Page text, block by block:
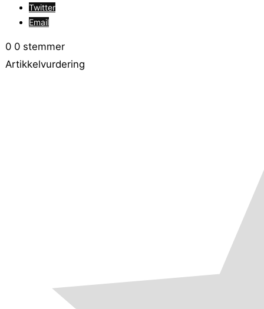
Twitter
Email
0 0 stemmer
Artikkelvurdering